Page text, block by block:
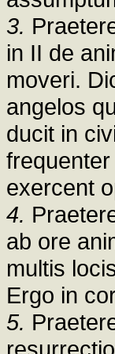
3.
in II de
moveri.
angelos
ducit in
exercent
4.
ab ore
multis
Ergo in
5.